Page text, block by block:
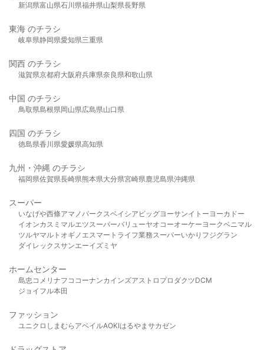
新潟県富山県石川県福井県山梨県長野県
東海 のチラシ
岐阜県静岡県愛知県三重県
関西 のチラシ
滋賀県京都府大阪府兵庫県奈良県和歌山県
中国 のチラシ
鳥取県島根県岡山県広島県山口県
四国 のチラシ
徳島県香川県愛媛県高知県
九州・沖縄 のチラシ
福岡県佐賀県長崎県熊本県大分県宮崎県鹿児島県沖縄県
スーパー
いなげや西條アマノパークスベイシア ビッグヨーサンイトーヨーカドー
イオンカスミ マルエツスーパーバリューヤオコーオーケー ヨークベニマル
ツルヤマルト オギノ エスマート ライフ業務スーパーいかり フジグラン
ダイレックスサンエーイズミヤ
ホームセンター
島忠 コメリ ナフコ コーナンカインズアストロプロダクツDCM
ジョイフル本田
ファッション
ユニクロ しまむら アベイルAOKIはるやま サカゼン